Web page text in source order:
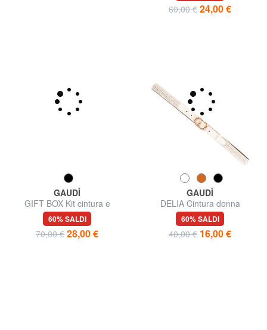
60,00 € 24,00 €
GAUDÌ
GIFT BOX Kit cintura e
portafoglio
60% SALDI
70,00 € 28,00 €
GAUDÌ
DELIA Cintura donna
60% SALDI
40,00 € 16,00 €